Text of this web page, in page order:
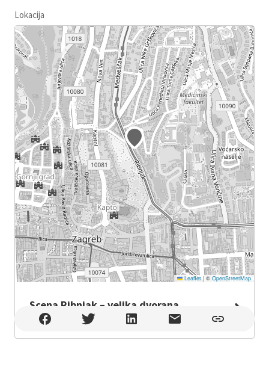
Lokacija
Leaflet |© OpenStreetMap
Scena Ribnjak – velika dvorana
Scena Ribnjak – velika dvorana , Zagreb